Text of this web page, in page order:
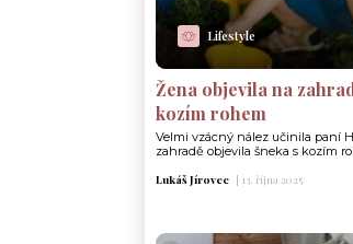
Lifestyle
Žena objevila na
kozím rohem
Velmi vzácný nález učinila paní
zahradě objevila šneka s kozím
Lukáš Jírovec | 13. října 2025